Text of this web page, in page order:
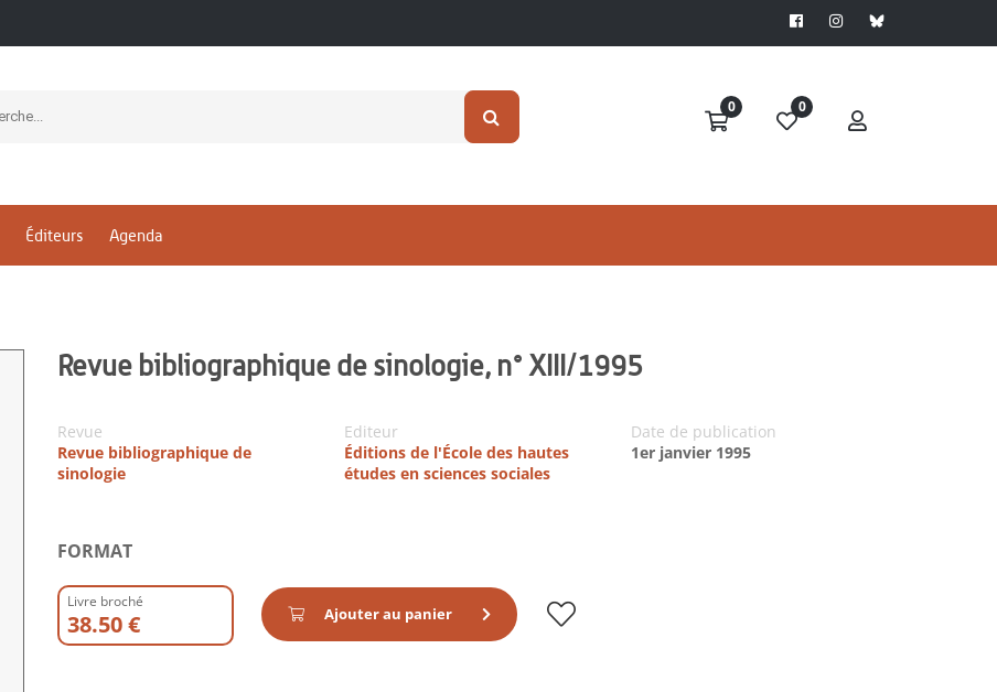
0 0
Éditeurs Agenda
Revue bibliographique de sinologie, n° XIII/1995
Revue
Revue bibliographique de
sinologie
Editeur
Éditions de l'École des hautes
études en sciences sociales
Date de publication
1er janvier 1995
FORMAT
Livre broché
38.50 € Ajouter au panier